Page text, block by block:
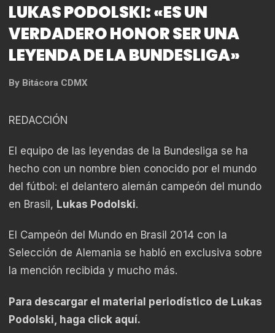
LUKAS PODOLSKI: «ES UN
VERDADERO HONOR SER UNA
LEYENDA DE LA BUNDESLIGA»
By Bitácora CDMX
REDACCIÓN
El equipo de las leyendas de la Bundesliga se ha
hecho con un nombre bien conocido por el mundo
del fútbol: el delantero alemán campeón del mundo
en Brasil, Lukas Podolski.
El Campeón del Mundo en Brasil 2014 con la
Selección de Alemania se habló en exclusiva sobre
la mención recibida y mucho más.
Para descargar el material periodístico de Lukas
Podolski , haga click aquí.